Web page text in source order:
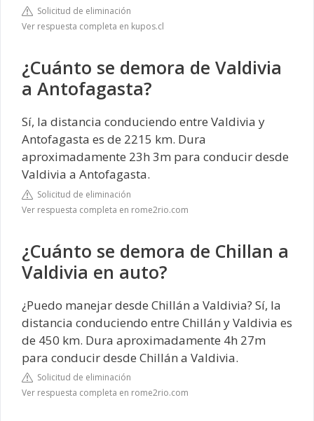
Solicitud de eliminación
Ver respuesta completa en kupos.cl
¿Cuánto se demora de Valdivia
a Antofagasta?
Sí, la distancia conduciendo entre Valdivia y
Antofagasta es de 2215 km. Dura
aproximadamente 23h 3m para conducir desde
Valdivia a Antofagasta.
Solicitud de eliminación
Ver respuesta completa en rome2rio.com
¿Cuánto se demora de Chillan a
Valdivia en auto?
¿Puedo manejar desde Chillán a Valdivia? Sí, la
distancia conduciendo entre Chillán y Valdivia es
de 450 km. Dura aproximadamente 4h 27m
para conducir desde Chillán a Valdivia.
Solicitud de eliminación
Ver respuesta completa en rome2rio.com